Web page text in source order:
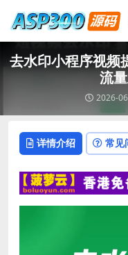
去水印小程序视频
流
2026-
详情介绍 常见